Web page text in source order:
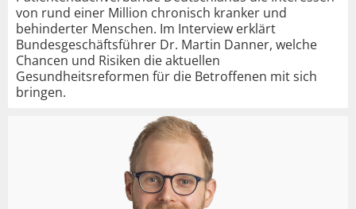
von rund einer Million chronisch kranker und
behinderter Menschen. Im Interview erklärt
Bundesgeschäftsführer Dr. Martin Danner, welche
Chancen und Risiken die aktuellen
Gesundheitsreformen für die Betroffenen mit sich
bringen.